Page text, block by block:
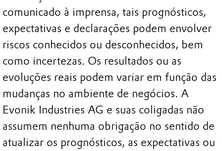
comunicado à imprensa, tais prognósticos,
expectativas e declarações podem envolver
riscos conhecidos ou desconhecidos, bem
como incertezas. Os resultados ou as
evoluções reais podem variar em função das
mudanças no ambiente de negócios. A
Evonik Industries AG e suas coligadas não
assumem nenhuma obrigação no sentido de
atualizar os prognósticos, as expectativas ou